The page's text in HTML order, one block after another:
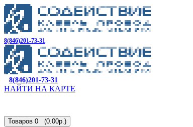
8(846)201-73-31
8(846)201-73-31
НАЙТИ НА КАРТЕ
Товаров 0 (0.00р.)